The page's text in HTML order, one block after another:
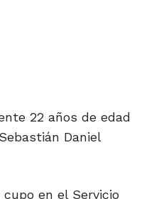
22 años de edad
Daniel
en el Servicio